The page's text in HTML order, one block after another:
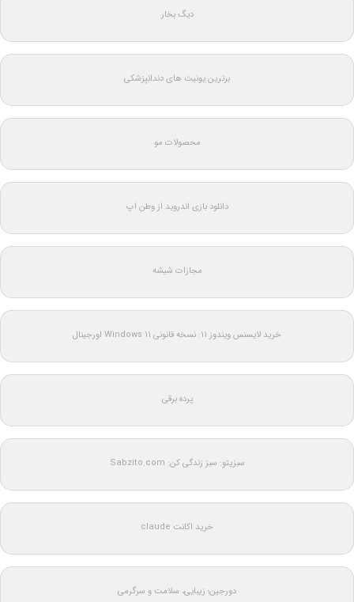
دیگ بخار
برترین یونیت های دندانپزشکی
محصولات مو
دانلود بازی اندروید از وطن اپ
مجازات شیشه
خرید لایسنس ویندوز 11: نسخه قانونی Windows 11 اورجینال
پرده برقی
سبزیتو: سبز زندگی کن: Sabzito.com
خرید اکانت claude
دورجین؛ زیبایی، سلامت و سرگرمی